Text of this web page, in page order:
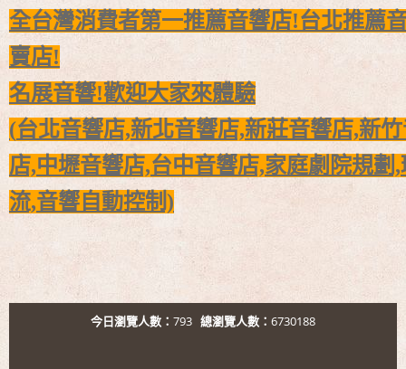
全台灣消費者第一推薦音響店!台北推薦
賣店!
名展音響!歡迎大家來體驗
(台北音響店,新北音響店,新莊音響店,新
店,中壢音響店,台中音響店,家庭劇院規劃
流,音響自動控制)
今日瀏覽人數： 793 總瀏覽人數： 6730188